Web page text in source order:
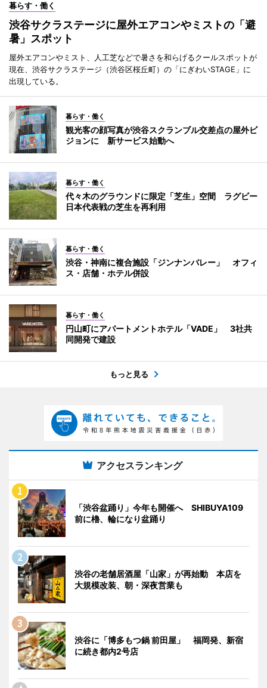
暮らす・働く
渋谷サクラステージに屋外エアコンやミストの「避
暑」スポット
屋外エアコンやミスト、人工芝などで暑さを和らげるクールスポットが
現在、渋谷サクラステージ（渋谷区桜丘町）の「にぎわいSTAGE」に
出現している。
暮らす・働く
観光客の顔写真が渋谷スクランブル交差点の屋外ビ
ジョンに 新サービス始動へ
暮らす・働く
代々木のグラウンドに限定「芝生」空間 ラグビー
日本代表戦の芝生を再利用
暮らす・働く
渋谷・神南に複合施設「ジンナンバレー」 オフィ
ス・店舗・ホテル併設
暮らす・働く
円山町にアパートメントホテル「VADE」 3社共
同開発で建設
もっと見る
アクセスランキング
「渋谷盆踊り」今年も開催へ SHIBUYA109
前に櫓、輪になり盆踊り
渋谷の老舗居酒屋「山家」が再始動 本店を
大規模改装、朝・深夜営業も
渋谷に「博多もつ鍋 前田屋」 福岡発、新宿
に続き都内2号店